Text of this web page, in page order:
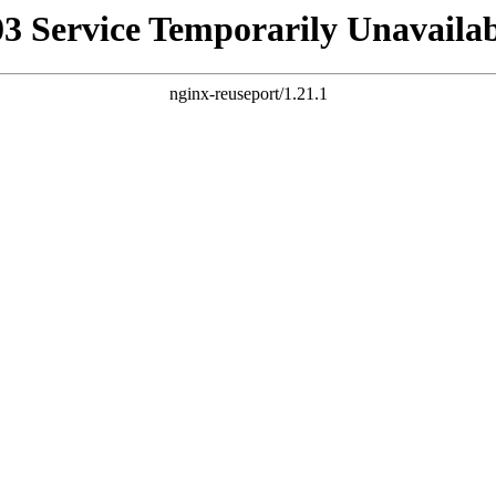
Service Temporarily
nginx-reuseport/1.21.1